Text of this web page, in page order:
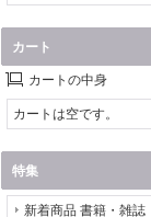
カート
カートの中身
カートは空です。
特集
新着商品 書籍・雑誌